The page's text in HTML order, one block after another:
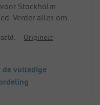
Stockholm
Verder alles om
te veel.
Originele
de volledige